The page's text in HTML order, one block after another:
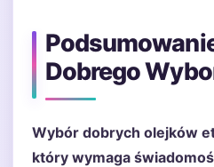
Dobrego
Wybór dobrych olejków
który wymaga